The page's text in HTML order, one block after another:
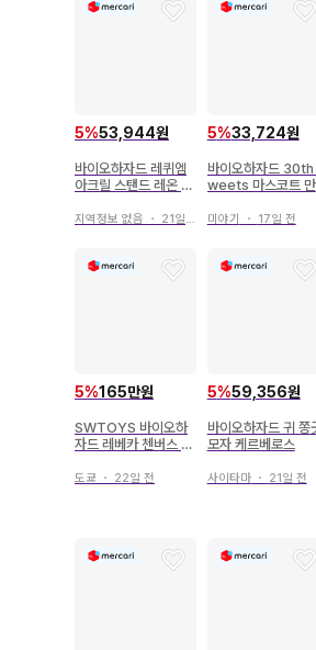
5%53,944원
바이오하자드 레퀴엠
아크릴 스탠드 레온 캡
지역정보 없음 ・ 21일 전
5%33,724원
바이오하자드 30th
weets 마스코트
미야기 ・ 17일 전
5%165만원
SWTOYS 바이오하
자드 레베카 첸버스 피
도쿄 ・ 22일 전
5%59,356원
바이오하자드 귀 쫑
모자 케르베로스
사이타마・ 21일 전